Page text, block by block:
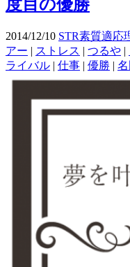
度目の優勝
2014/12/10 STR素質適応
アー | ストレス | つるや |
ライバル | 仕事 | 優勝 | 名